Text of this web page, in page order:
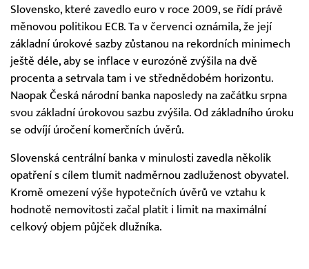
Slovensko, které zavedlo euro v roce 2009, se řídí právě
měnovou politikou ECB. Ta v červenci oznámila, že její
základní úrokové sazby zůstanou na rekordních minimech
ještě déle, aby se inflace v eurozóně zvýšila na dvě
procenta a setrvala tam i ve střednědobém horizontu.
Naopak Česká národní banka naposledy na začátku srpna
svou základní úrokovou sazbu zvýšila. Od základního úroku
se odvíjí úročení komerčních úvěrů.
Slovenská centrální banka v minulosti zavedla několik
opatření s cílem tlumit nadměrnou zadluženost obyvatel.
Kromě omezení výše hypotečních úvěrů ve vztahu k
hodnotě nemovitosti začal platit i limit na maximální
celkový objem půjček dlužníka.